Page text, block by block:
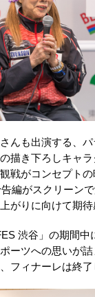
んも出演する、
描き下ろしキャ
戦がコンセプト
編がスクリーン
がりに向けて期待
渋谷」の期間中
ーツへの思いが
フィナーレは終了